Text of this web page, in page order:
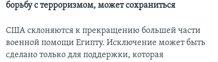
борьбу с терроризмом, может сохраниться
США склоняются к прекращению большей части
военной помощи Египту. Исключение может быть
сделано только для поддержки, которая